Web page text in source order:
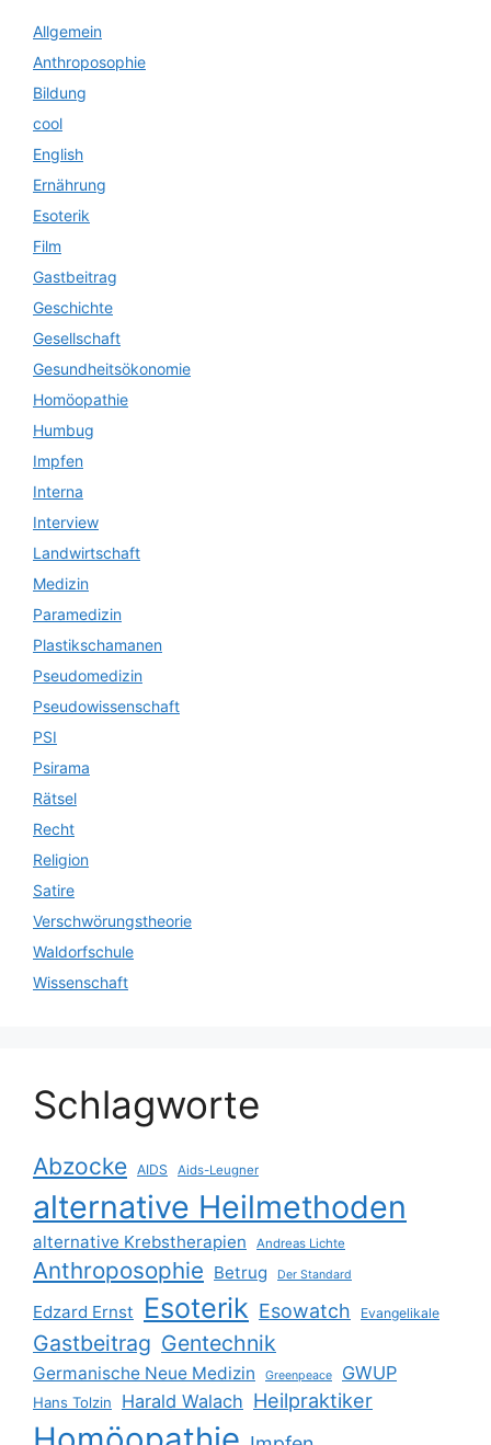
Allgemein
Anthroposophie
Bildung
cool
English
Ernährung
Esoterik
Film
Gastbeitrag
Geschichte
Gesellschaft
Gesundheitsökonomie
Homöopathie
Humbug
Impfen
Interna
Interview
Landwirtschaft
Medizin
Paramedizin
Plastikschamanen
Pseudomedizin
Pseudowissenschaft
PSI
Psirama
Rätsel
Recht
Religion
Satire
Verschwörungstheorie
Waldorfschule
Wissenschaft
Schlagworte
Abzocke AIDS Aids-Leugner
alternative Heilmethoden
alternative Krebstherapien Andreas Lichte
Anthroposophie Betrug Der Standard
Edzard Ernst Esoterik Esowatch Evangelikale
Gastbeitrag Gentechnik
Germanische Neue Medizin Greenpeace GWUP
Hans Tolzin Harald Walach Heilpraktiker